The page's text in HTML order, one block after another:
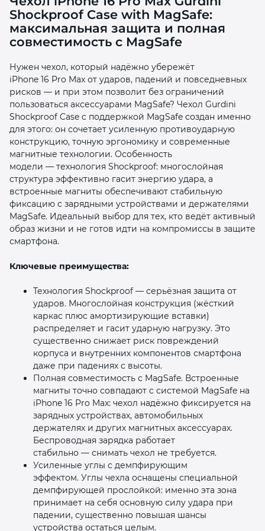
Shockproof Case with MagSafe:
максимальная защита и полная
совместимость с MagSafe
Нужен чехол, который надёжно убережёт
iPhone 16 Pro Max от ударов, падений и повседневных
рисков — и при этом позволит без ограничений
пользоваться аксессуарами MagSafe? Чехол Gurdini
Shockproof Case с поддержкой MagSafe создан именно
для этого: он сочетает усиленную противоударную
конструкцию, точную эргономику и современные
магнитные технологии. Особенность
модели — технология Shockproof: многослойная
структура эффективно гасит энергию удара, а
встроенные магниты обеспечивают стабильную
фиксацию с зарядными устройствами и держателями
MagSafe. Идеальный выбор для тех, кто ведёт активный
образ жизни и не готов идти на компромиссы в защите
смартфона.
Ключевые преимущества:
Технология Shockproof — серьёзная защита от
ударов. Многослойная конструкция (жёсткий
каркас плюс амортизирующие вставки)
распределяет и гасит ударную нагрузку. Это
существенно снижает риск повреждений
корпуса и внутренних компонентов смартфона
даже при падениях с высоты.
Полная совместимость с MagSafe. Встроенные
магниты точно совпадают с системой MagSafe на
iPhone 16 Pro Max: чехол надёжно фиксируется на
зарядных устройствах, автомобильных
держателях и других магнитных аксессуарах.
Беспроводная зарядка работает
стабильно — снимать чехол не требуется.
Усиленные углы с демпфирующим
эффектом. Углы чехла оснащены специальной
демпфирующей прослойкой: именно эта зона
принимает на себя основную силу удара при
падении, существенно повышая шансы
устройства остаться целым.
раз в 2 недели